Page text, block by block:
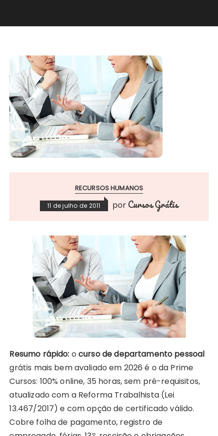
RECURSOS HUMANOS
11 de julho de 2011 por Cursos Grátis
Resumo rápido: ocurso de departamento pessoal
grátis mais bem avaliado em 2026 é o da Prime
Cursos: 100% online, 35 horas, sem pré-requisitos,
atualizado com a Reforma Trabalhista (Lei
13.467/2017) e com opção de certificado válido.
Cobre folha de pagamento, registro de